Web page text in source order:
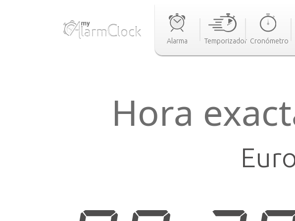
Alarma Temporizador Cronómetro
Hora